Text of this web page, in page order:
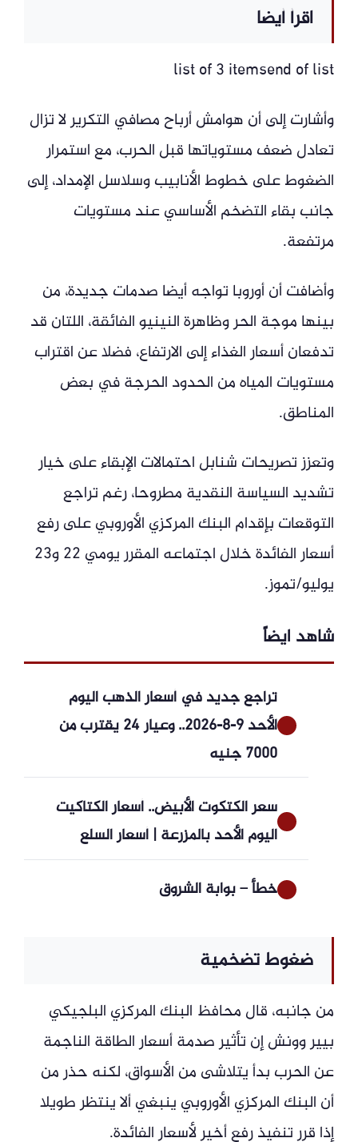
اقرأ أيضا
list of 3 itemsend of list
وأشارت إلى أن هوامش أرباح مصافي التكرير لا تزال
تعادل ضعف مستوياتها قبل الحرب، مع استمرار
الضغوط على خطوط الأنابيب وسلاسل الإمداد، إلى
جانب بقاء التضخم الأساسي عند مستويات
مرتفعة.
وأضافت أن أوروبا تواجه أيضا صدمات جديدة، من
بينها موجة الحر وظاهرة النينيو الفائقة، اللتان قد
تدفعان أسعار الغذاء إلى الارتفاع، فضلا عن اقتراب
مستويات المياه من الحدود الحرجة في بعض
المناطق.
وتعزز تصريحات شنابل احتمالات الإبقاء على خيار
تشديد السياسة النقدية مطروحا، رغم تراجع
التوقعات بإقدام البنك المركزي الأوروبي على رفع
أسعار الفائدة خلال اجتماعه المقرر يومي 22 و23
يوليو/تموز.
شاهد ايضاً
تراجع جديد في أسعار الذهب اليوم
الأحد 9-8-2026.. وعيار 24 يقترب من
7000 جنيه
سعر الكتكوت الأبيض.. أسعار الكتاكيت
اليوم الأحد بالمزرعة | أسعار السلع
خطأ – بوابة الشروق
ضغوط تضخمية
من جانبه، قال محافظ البنك المركزي البلجيكي
بيير وونش إن تأثير صدمة أسعار الطاقة الناجمة
عن الحرب بدأ يتلاشى من الأسواق، لكنه حذر من
أن البنك المركزي الأوروبي ينبغي ألا ينتظر طويلا
إذا قرر تنفيذ رفع أخير لأسعار الفائدة.